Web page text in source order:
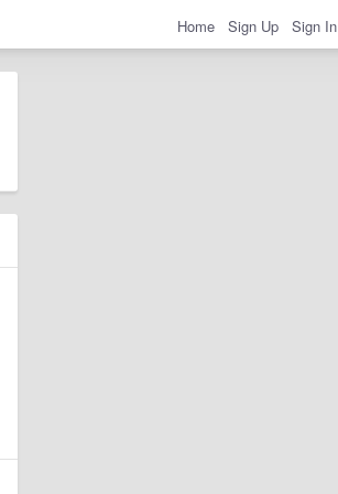
Home Sign Up Sign In